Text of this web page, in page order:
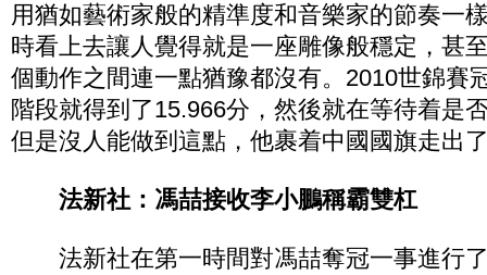
用猶如藝術家般的精準度和音樂家的節奏一
時看上去讓人覺得就是一座雕像般穩定，甚
個動作之間連一點猶豫都沒有。2010世錦賽
階段就得到了15.966分，然後就在等待着是
但是沒人能做到這點，他裹着中國國旗走出
法新社：馮喆接收李小鵬稱霸雙杠
法新社在第一時間對馮喆奪冠一事進行